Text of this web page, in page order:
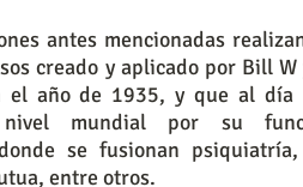
antes mencionadas
creado y aplicado por Bill
el año de 1935, y que al
mundial por su
se fusionan
entre otros.